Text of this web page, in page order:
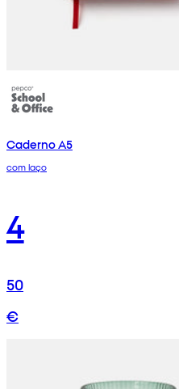
Caderno A5
com laço
4
50
€